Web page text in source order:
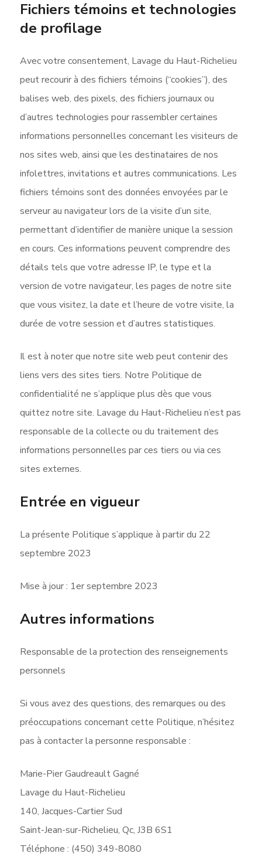
Fichiers témoins et technologies
de profilage
Avec votre consentement, Lavage du Haut-Richelieu
peut recourir à des fichiers témoins (“cookies”), des
balises web, des pixels, des fichiers journaux ou
d’autres technologies pour rassembler certaines
informations personnelles concernant les visiteurs de
nos sites web, ainsi que les destinataires de nos
infolettres, invitations et autres communications. Les
fichiers témoins sont des données envoyées par le
serveur au navigateur lors de la visite d’un site,
permettant d’identifier de manière unique la session
en cours. Ces informations peuvent comprendre des
détails tels que votre adresse IP, le type et la
version de votre navigateur, les pages de notre site
que vous visitez, la date et l’heure de votre visite, la
durée de votre session et d’autres statistiques.
Il est à noter que notre site web peut contenir des
liens vers des sites tiers. Notre Politique de
confidentialité ne s’applique plus dès que vous
quittez notre site. Lavage du Haut-Richelieu n’est pas
responsable de la collecte ou du traitement des
informations personnelles par ces tiers ou via ces
sites externes.
Entrée en vigueur
La présente Politique s’applique à partir du 22
septembre 2023
Mise à jour : 1er septembre 2023
Autres informations
Responsable de la protection des renseignements
personnels
Si vous avez des questions, des remarques ou des
préoccupations concernant cette Politique, n’hésitez
pas à contacter la personne responsable :
Marie-Pier Gaudreault Gagné
Lavage du Haut-Richelieu
140, Jacques-Cartier Sud
Saint-Jean-sur-Richelieu, Qc, J3B 6S1
Téléphone : (450) 349-8080